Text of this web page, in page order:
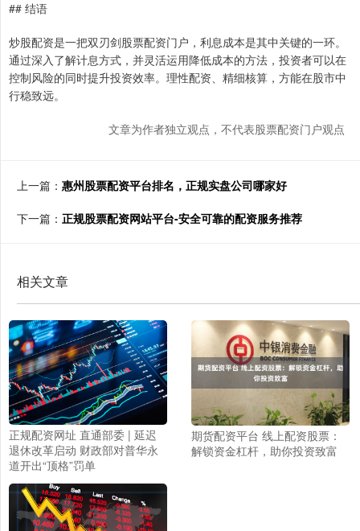
## 结语
炒股配资是一把双刃剑股票配资门户，利息成本是其中关键的一环。
通过深入了解计息方式，并灵活运用降低成本的方法，投资者可以在
控制风险的同时提升投资效率。理性配资、精细核算，方能在股市中
行稳致远。
文章为作者独立观点，不代表股票配资门户观点
上一篇： 惠州股票配资平台排名，正规实盘公司哪家好
下一篇： 正规股票配资网站平台-安全可靠的配资服务推荐
相关文章
正规配资网址 直通部委 | 延迟
退休改革启动 财政部对普华永
道开出“顶格”罚单
期货配资平台 线上配资股票：
解锁资金杠杆，助你投资致富